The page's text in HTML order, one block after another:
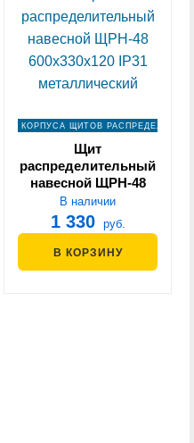
КОРПУСА ЩИТОВ РАСПРЕДЕЛЕНИЯ
Щит
распределительный
навесной ЩРН-48
600х330х120 IP31
металлический
В наличии
1 330 руб.
В КОРЗИНУ